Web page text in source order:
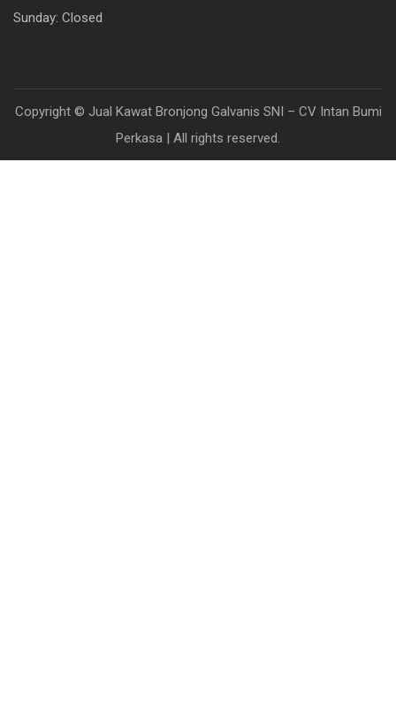
Sunday: Closed
Copyright © Jual Kawat Bronjong Galvanis SNI – CV Intan Bumi
Perkasa | All rights reserved.